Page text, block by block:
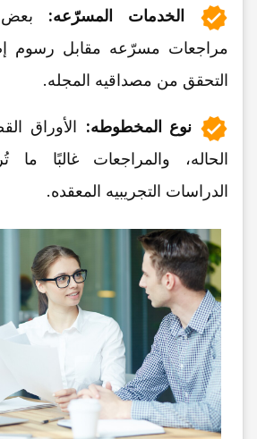
الخدمات المسرّعه: بعض
مراجعات مسرّعه مقابل رسوم
التحقق من مصداقیه المجله.
نوع المخطوطه: الأوراق
الحاله، والمراجعات غالبًا
الدراسات التجریبیه المعقده.